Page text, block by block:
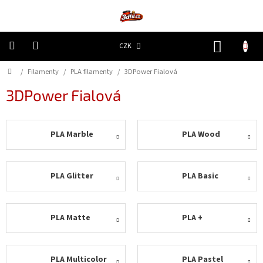
CZK
díly
ceny
Domů
/ Filamenty / PLA filamenty / 3DPower Fialová
3DPower Fialová
PLA Marble PLA Wood
PLA Glitter PLA Basic
PLA Matte PLA +
PLA Multicolor PLA Pastel